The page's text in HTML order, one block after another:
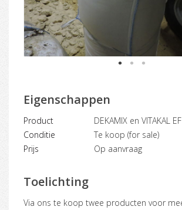
1 2 3
Eigenschappen
Product
DEKAMIX en VITAKAL EF
Conditie
Te koop (for sale)
Prijs
Op aanvraag
Toelichting
Via ons te koop twee producten voor meer hygiëne in